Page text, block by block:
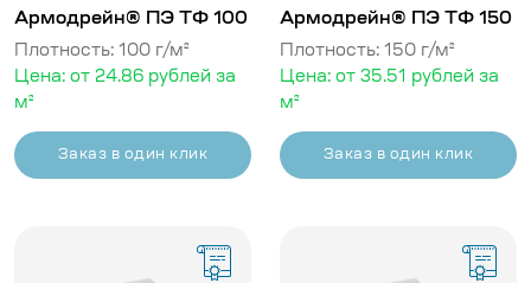
Армодрейн® ПЭ ТФ 100
Плотность: 100 г/м²
Цена: от 24.86 рублей за
м²
Заказ в один клик
Армодрейн® ПЭ ТФ 150
Плотность: 150 г/м²
Цена: от 35.51 рублей за
м²
Заказ в один клик